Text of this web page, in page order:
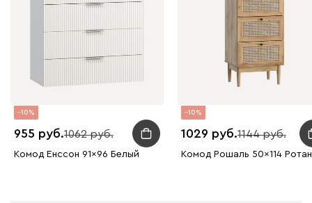
10
955 1062
Комод Енссон 91x96 Белый
10
1029 1144
Комод Рошаль 50x114